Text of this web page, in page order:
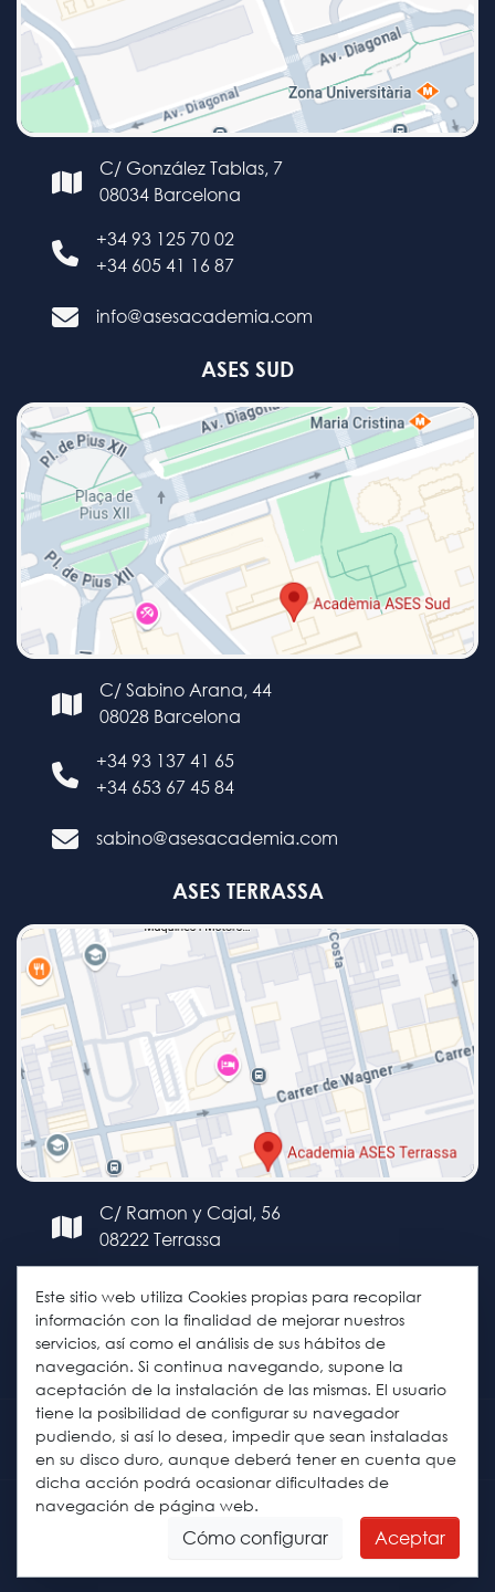
C/ González Tablas, 7
08034 Barcelona
+34 93 125 70 02
+34 605 41 16 87
info@asesacademia.com
ASES SUD
C/ Sabino Arana, 44
08028 Barcelona
+34 93 137 41 65
+34 653 67 45 84
sabino@asesacademia.com
ASES TERRASSA
C/ Ramon y Cajal, 56
08222 Terrassa
+34 653 67 45 83
terrassa@asesacademia.com
Copyright © 2018 Academia
ASES. Developed byDavid Rojo.
de uso
Este sitio web utiliza Cookies propias para recopilar
información con la finalidad de mejorar nuestros
servicios, así como el análisis de sus hábitos de
navegación. Si continua navegando, supone la
aceptación de la instalación de las mismas. El usuario
tiene la posibilidad de configurar su navegador
pudiendo, si así lo desea, impedir que sean instaladas
en su disco duro, aunque deberá tener en cuenta que
dicha acción podrá ocasionar dificultades de
navegación de página web.
Cómo configurar Aceptar